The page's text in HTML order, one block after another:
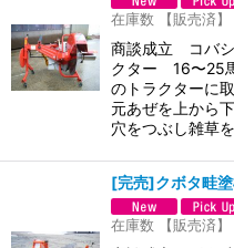
在庫数 【販売済】
商談成立 コバ
クター 16〜25
のトラクターに
元あぜを上から
穴をつぶし雑草
[完売]クボタ畦塗
在庫数 【販売済】